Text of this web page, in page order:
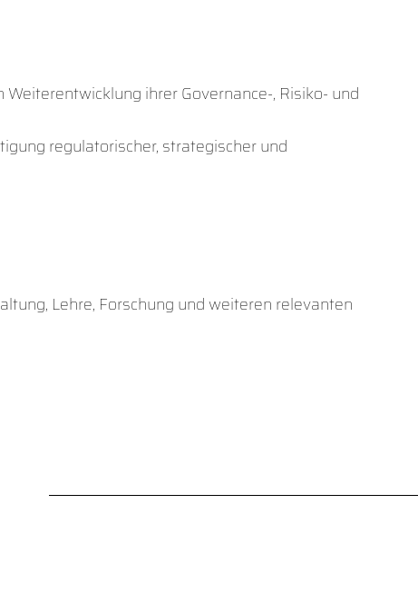
ihrer Governance-, Risiko- und
regulatorischer, strategischer und
Lehre, Forschung und weiteren relevanten